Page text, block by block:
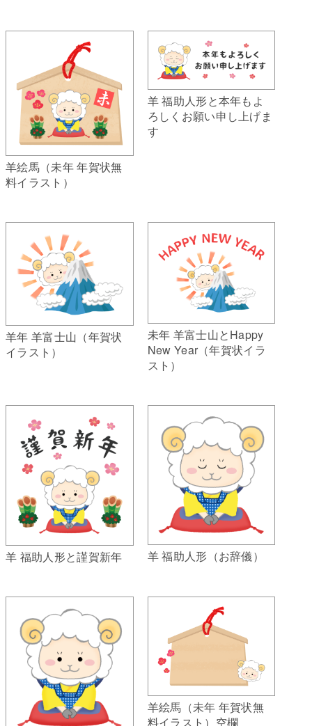
羊絵馬（未年 年賀状無
料イラスト）
羊 福助人形と本年もよ
ろしくお願い申し上げま
す
羊年 羊富士山（年賀状
イラスト）
未年 羊富士山とHappy
New Year（年賀状イラ
スト）
羊 福助人形と謹賀新年 羊 福助人形（お辞儀）
羊絵馬（未年 年賀状無
料イラスト）空欄